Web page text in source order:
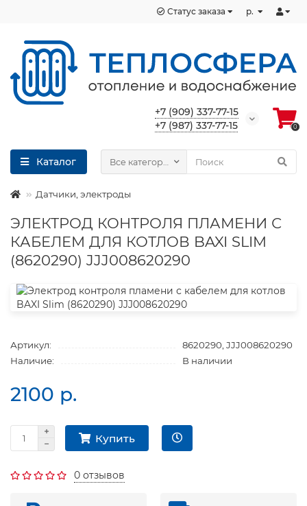
р.
Статус заказа
+7 (909) 337-77-15
+7 (987) 337-77-15
0
Каталог Все категории
Датчики, электроды
ЭЛЕКТРОД КОНТРОЛЯ ПЛАМЕНИ С
КАБЕЛЕМ ДЛЯ КОТЛОВ BAXI SLIM
(8620290) JJJ008620290
Артикул:
8620290, JJJ008620290
Наличие:
В наличии
2100 р.
Купить
0 отзывов